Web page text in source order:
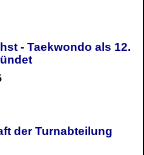
- Taekwondo als 12.
der Turnabteilung